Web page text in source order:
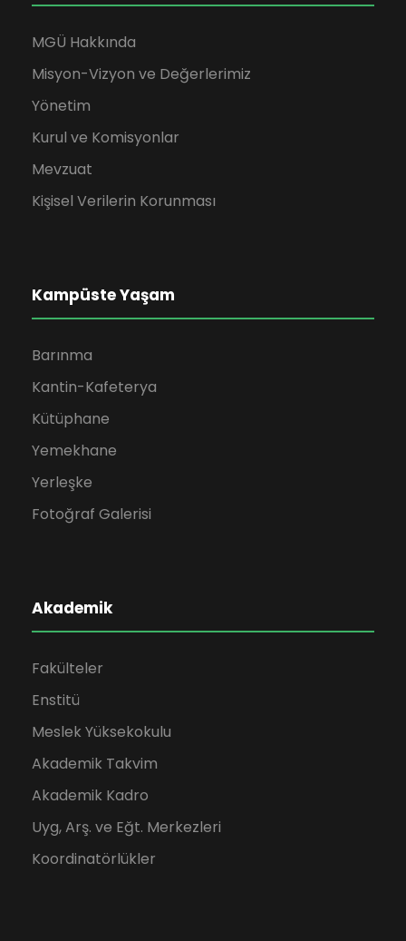
MGÜ Hakkında
Misyon-Vizyon ve Değerlerimiz
Yönetim
Kurul ve Komisyonlar
Mevzuat
Kişisel Verilerin Korunması
Kampüste Yaşam
Barınma
Kantin-Kafeterya
Kütüphane
Yemekhane
Yerleşke
Fotoğraf Galerisi
Akademik
Fakülteler
Enstitü
Meslek Yüksekokulu
Akademik Takvim
Akademik Kadro
Uyg, Arş. ve Eğt. Merkezleri
Koordinatörlükler